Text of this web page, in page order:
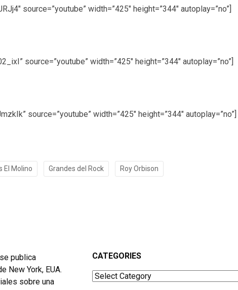
source=”youtube” width=”425″ height=”344″ autoplay=”no”]
source=”youtube” width=”425″ height=”344″ autoplay=”no”]
source=”youtube” width=”425″ height=”344″ autoplay=”no”]
El Molino Grandes del Rock Roy Orbison
publica
New York, EUA.
sobre una
CATEGORIES
Categories